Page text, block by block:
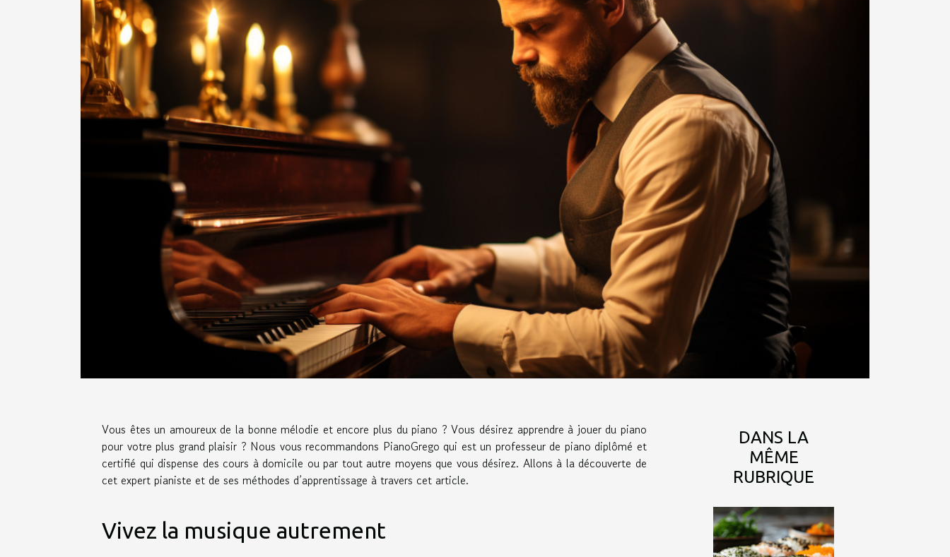
Vous êtes un amoureux de la bonne mélodie et encore plus du piano ? Vous désirez apprendre à jouer du piano
pour votre plus grand plaisir ? Nous vous recommandons PianoGrego qui est un professeur de piano diplômé et
certifié qui dispense des cours à domicile ou par tout autre moyens que vous désirez. Allons à la découverte de
cet expert pianiste et de ses méthodes d’apprentissage à travers cet article.
Vivez la musique autrement
DANS LA
MÊME
RUBRIQUE